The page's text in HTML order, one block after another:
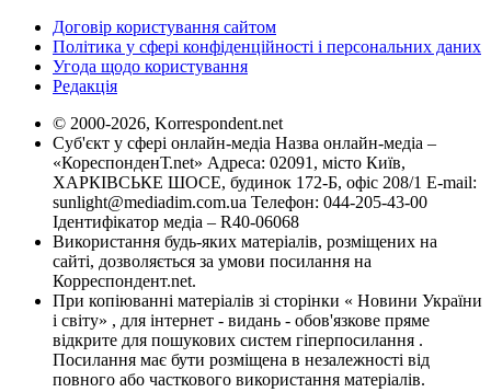
Договір користування сайтом
Політика у сфері конфіденційності і персональних даних
Угода щодо користування
Редакція
© 2000-2026, Korrespondent.net
Суб'єкт у сфері онлайн-медіа Назва онлайн-медіа –
«КореспонденТ.net» Адреса: 02091, місто Київ,
ХАРКІВСЬКЕ ШОСЕ, будинок 172-Б, офіс 208/1 E-mail:
sunlight@mediadim.com.ua Телефон: 044-205-43-00
Ідентифікатор медіа – R40-06068
Використання будь-яких матеріалів, розміщених на
сайті, дозволяється за умови посилання на
Корреспондент.net.
При копіюванні матеріалів зі сторінки « Новини України
і світу» , для інтернет - видань - обов'язкове пряме
відкрите для пошукових систем гіперпосилання .
Посилання має бути розміщена в незалежності від
повного або часткового використання матеріалів.